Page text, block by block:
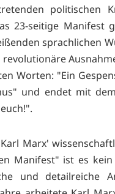
politischen
23-seitige
sprachlichen
Worten: "Ein
und endet mit
Marx'
Manifest" ist es
und detailreiche